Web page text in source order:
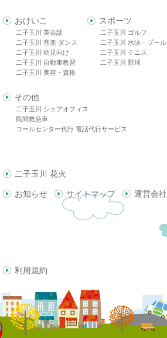
おけいこ
二子玉川 英会話
二子玉川 音楽 ダンス
二子玉川 幼児向け
二子玉川 自動車教習
二子玉川 美容・資格
スポーツ
二子玉川 ゴルフ
二子玉川 水泳・プール
二子玉川 テニス
二子玉川 野球
その他
二子玉川 シェアオフィス
民間救急車
コールセンター代行 電話代行サービス
二子玉川 花火
お知らせ サイトマップ 運営会社
利用規約